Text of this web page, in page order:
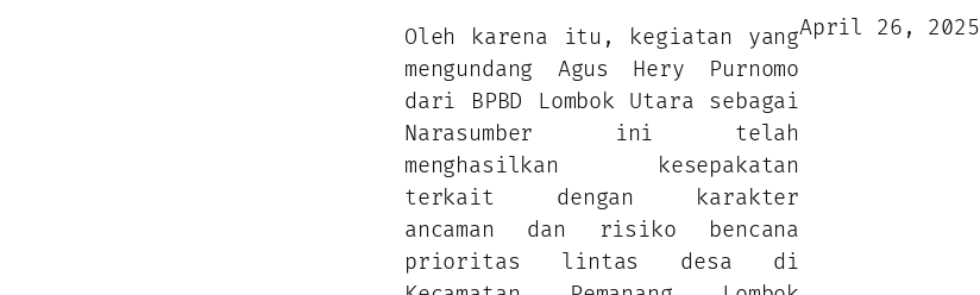
Oleh karena itu, kegiatan yang
mengundang Agus Hery Purnomo
dari BPBD Lombok Utara sebagai
Narasumber ini telah
menghasilkan kesepakatan
terkait dengan karakter
ancaman dan risiko bencana
prioritas lintas desa di
April 26, 2025